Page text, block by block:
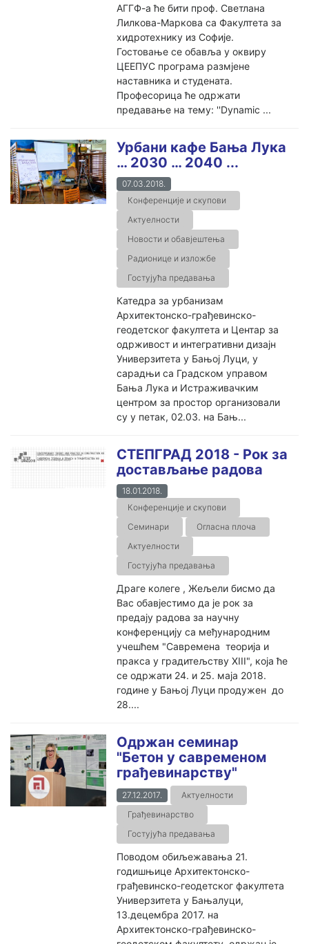
АГГФ-а ће бити проф. Светлана
Лилкова-Маркова са Факултета за
хидротехнику из Софије.
Гостовање се обавља у оквиру
ЦЕЕПУС програма размјене
наставника и студената.
Професорица ће одржати
предавање на тему: ''Dynamic ...
Урбани кафе Бања Лука
… 2030 … 2040 ...
07.03.2018.
Конференције и скупови
Актуелности
Новости и обавјештења
Радионице и изложбе
Гостујућа предавања
Катедра за урбанизам
Архитектонско-грађевинско-
геодетског факултета и Центар за
одрживост и интегративни дизајн
Универзитета у Бањој Луци, у
сарадњи са Градском управом
Бања Лука и Истраживачким
центром за простор организовали
су у петак, 02.03. на Бањ...
СТЕПГРАД 2018 - Рок за
достављање радова
18.01.2018.
Конференције и скупови
Семинари
Огласна плоча
Актуелности
Гостујућа предавања
Драге колеге , Жељели бисмо да
Вас обавјестимо да је рок за
предају радова за научну
конференцију са међународним
учешћем "Савремена теорија и
пракса у градитељству XIII", која ће
се одржати 24. и 25. маја 2018.
године у Бањој Луци продужен до
28....
Одржан семинар
"Бетон у савременом
грађевинарству"
27.12.2017.
Актуелности
Грађевинарство
Гостујућа предавања
Поводом обиљежавања 21.
годишњице Архитектонско-
грађевинско-геодетског факултета
Универзитета у Бањалуци,
13.децембра 2017. на
Архитектонско-грађевинско-